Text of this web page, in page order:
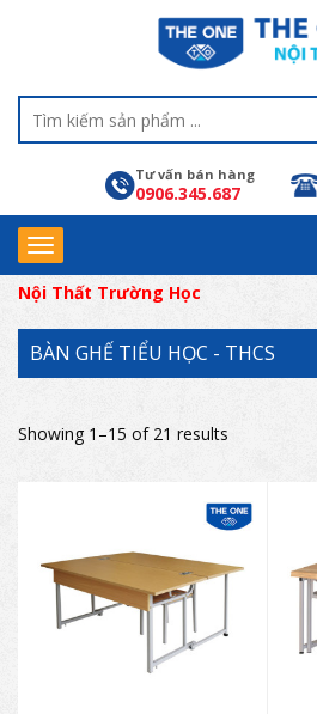
Tư vấn bán hàng
0906.345.687
Nội Thất Trường Học
BÀN GHẾ TIỂU HỌC - THCS
Showing 1–15 of 21 results